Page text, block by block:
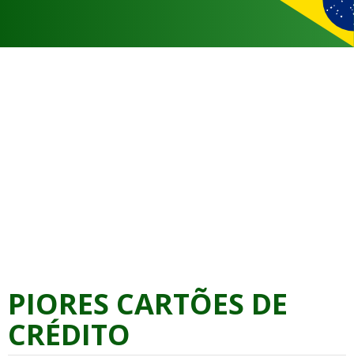
PIORES CARTÕES DE
CRÉDITO